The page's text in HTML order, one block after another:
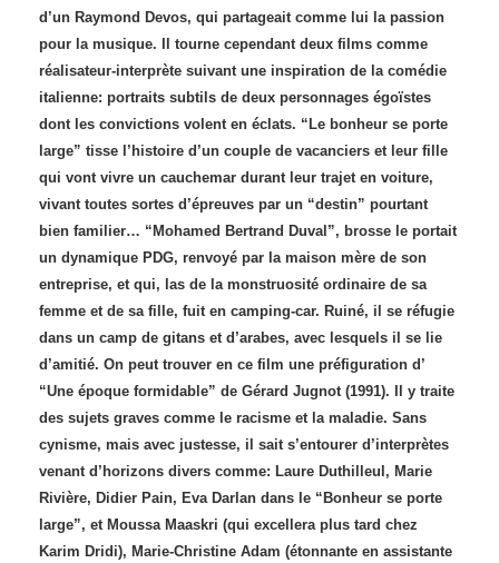
d’un Raymond Devos, qui partageait comme lui la passion
pour la musique. Il tourne cependant deux films comme
réalisateur-interprète suivant une inspiration de la comédie
italienne: portraits subtils de deux personnages égoïstes
dont les convictions volent en éclats. “Le bonheur se porte
large” tisse l’histoire d’un couple de vacanciers et leur fille
qui vont vivre un cauchemar durant leur trajet en voiture,
vivant toutes sortes d’épreuves par un “destin” pourtant
bien familier… “Mohamed Bertrand Duval”, brosse le portait
un dynamique PDG, renvoyé par la maison mère de son
entreprise, et qui, las de la monstruosité ordinaire de sa
femme et de sa fille, fuit en camping-car. Ruiné, il se réfugie
dans un camp de gitans et d’arabes, avec lesquels il se lie
d’amitié. On peut trouver en ce film une préfiguration d’
“Une époque formidable” de Gérard Jugnot (1991). Il y traite
des sujets graves comme le racisme et la maladie. Sans
cynisme, mais avec justesse, il sait s’entourer d’interprètes
venant d’horizons divers comme: Laure Duthilleul, Marie
Rivière, Didier Pain, Eva Darlan dans le “Bonheur se porte
large”, et Moussa Maaskri (qui excellera plus tard chez
Karim Dridi), Marie-Christine Adam (étonnante en assistante